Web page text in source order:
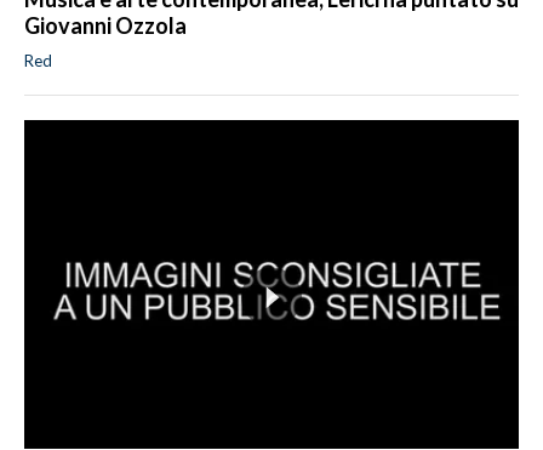
Giovanni Ozzola
Red